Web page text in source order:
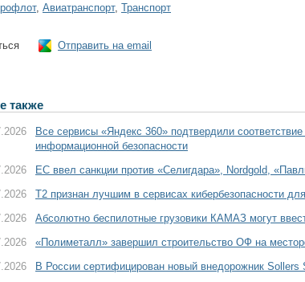
, Авиатранспорт, Транспорт
Отправить на email
также
Все сервисы «Яндекс 360» подтвердили
информационной безопасности
ЕС ввел санкции против «Селигдара», Nordgold,
T2 признан лучшим в сервисах кибербезопасности
Абсолютно беспилотные грузовики КАМАЗ могут
«Полиметалл» завершил строительство ОФ на
В России сертифицирован новый внедорожник Sollers